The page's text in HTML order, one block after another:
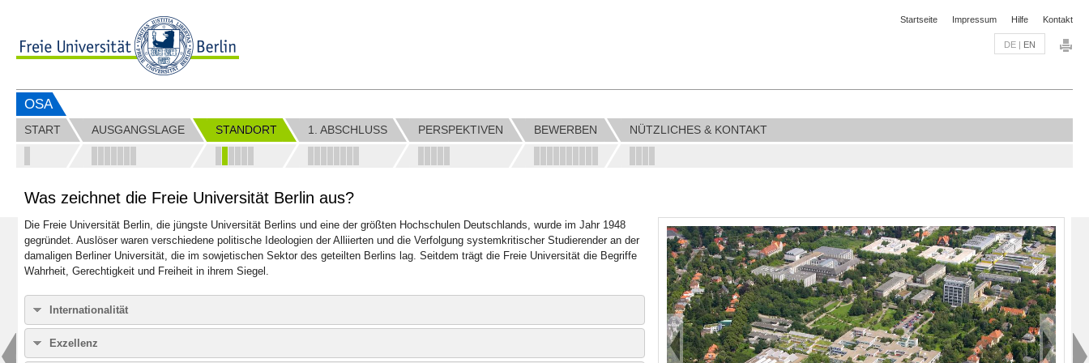
Startseite Impressum Hilfe Kontakt
DE | EN
OSA
START AUSGANGSLAGE STANDORT 1. ABSCHLUSS PERSPEKTIVEN BEWERBEN NÜTZLICHES & KONTAKT
Was zeichnet die Freie Universität Berlin aus?
Die Freie Universität Berlin, die jüngste Universität Berlins und eine der größten Hochschulen Deutschlands, wurde im Jahr 1948
gegründet. Auslöser waren verschiedene politische Ideologien der Alliierten und die Verfolgung systemkritischer Studierender an der
damaligen Berliner Universität, die im sowjetischen Sektor des geteilten Berlins lag. Seitdem trägt die Freie Universität die Begriffe
Wahrheit, Gerechtigkeit und Freiheit in ihrem Siegel.
Internationalität
Die Freie Universität pflegt rund 100 Partnerschaften mit wissenschaftlichen Einrichtungen weltweit, hinzu kommen rund 330
Universitätspartnerschaften im Mobilitätsnetzwerk Erasmus und 45 Institutspartnerschaften.
Exzellenz